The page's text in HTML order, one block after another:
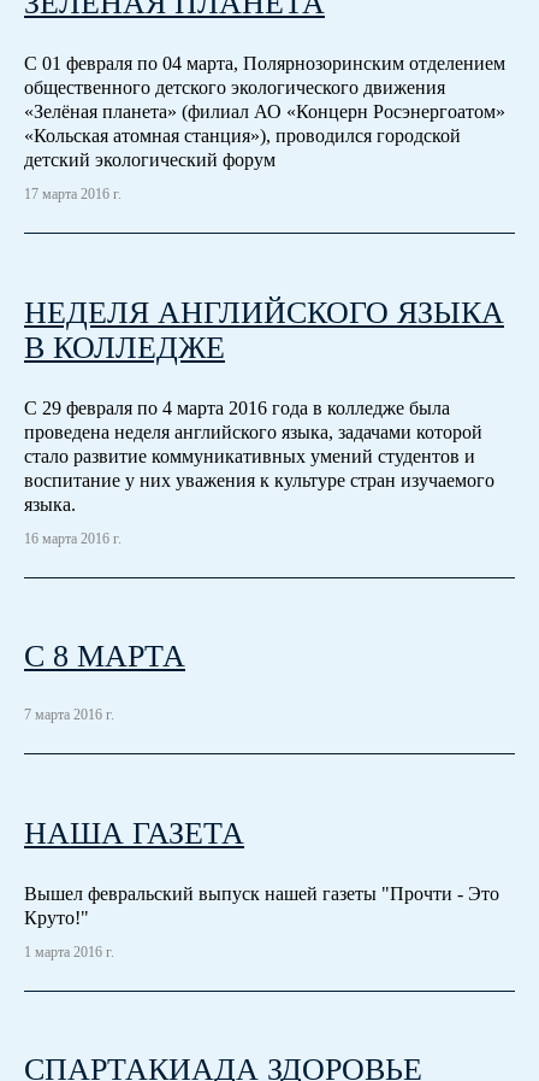
С 01 февраля по 04 марта, Полярнозоринским отделением
общественного детского экологического движения
«Зелёная планета» (филиал АО «Концерн Росэнергоатом»
«Кольская атомная станция»), проводился городской
детский экологический форум
17 марта 2016 г.
НЕДЕЛЯ АНГЛИЙСКОГО ЯЗЫКА
В КОЛЛЕДЖЕ
С 29 февраля по 4 марта 2016 года в колледже была
проведена неделя английского языка, задачами которой
стало развитие коммуникативных умений студентов и
воспитание у них уважения к культуре стран изучаемого
языка.
16 марта 2016 г.
С 8 МАРТА
7 марта 2016 г.
НАША ГАЗЕТА
Вышел февральский выпуск нашей газеты "Прочти - Это
Круто!"
1 марта 2016 г.
СПАРТАКИАДА ЗДОРОВЬЕ